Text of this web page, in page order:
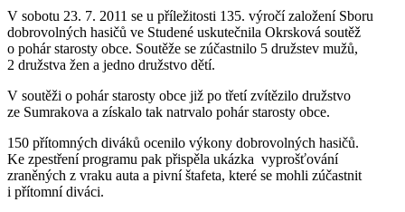
V sobotu 23. 7. 2011 se u příležitosti 135. výročí založení Sboru
dobrovolných hasičů ve Studené uskutečnila Okrsková soutěž
o pohár starosty obce. Soutěže se zúčastnilo 5 družstev mužů,
2 družstva žen a jedno družstvo dětí.
V soutěži o pohár starosty obce již po třetí zvítězilo družstvo
ze Sumrakova a získalo tak natrvalo pohár starosty obce.
150 přítomných diváků ocenilo výkony dobrovolných hasičů.
Ke zpestření programu pak přispěla ukázka vyprošťování
zraněných z vraku auta a pivní štafeta, které se mohli zúčastnit
i přítomní diváci.